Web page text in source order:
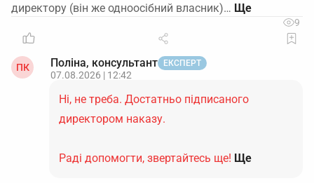
директору (він же одноосібний власник)…
9
ПК Поліна, консультант ЕКСПЕРТ
07.08.2026 | 12:42
Ні, не треба. Достатньо підписаного
директором наказу.
Раді допомогти, звертайтесь ще! Ще